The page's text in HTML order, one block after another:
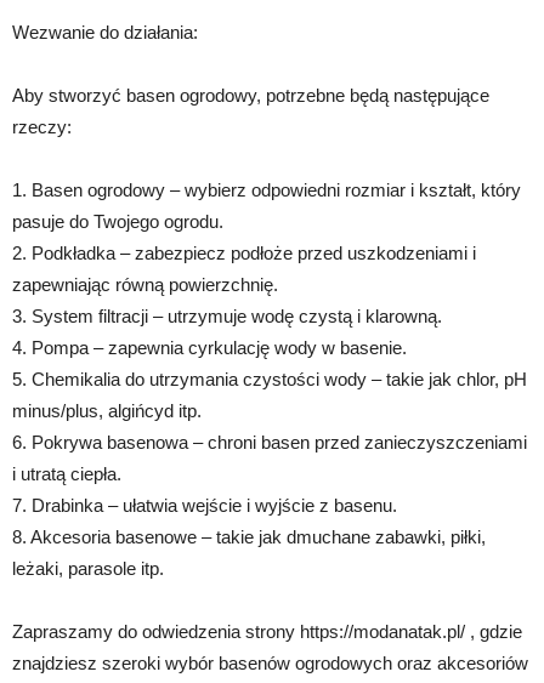
Wezwanie do działania:
Aby stworzyć basen ogrodowy, potrzebne będą następujące
rzeczy:
1. Basen ogrodowy – wybierz odpowiedni rozmiar i kształt, który
pasuje do Twojego ogrodu.
2. Podkładka – zabezpiecz podłoże przed uszkodzeniami i
zapewniając równą powierzchnię.
3. System filtracji – utrzymuje wodę czystą i klarowną.
4. Pompa – zapewnia cyrkulację wody w basenie.
5. Chemikalia do utrzymania czystości wody – takie jak chlor, pH
minus/plus, algińcyd itp.
6. Pokrywa basenowa – chroni basen przed zanieczyszczeniami
i utratą ciepła.
7. Drabinka – ułatwia wejście i wyjście z basenu.
8. Akcesoria basenowe – takie jak dmuchane zabawki, piłki,
leżaki, parasole itp.
Zapraszamy do odwiedzenia strony https://modanatak.pl/ , gdzie
znajdziesz szeroki wybór basenów ogrodowych oraz akcesoriów